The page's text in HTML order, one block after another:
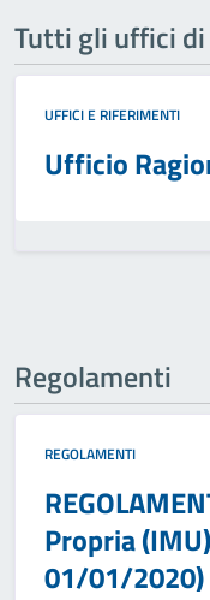
Tutti gli uffici
UFFICI E RIFERIMENTI
Ufficio
Regolamenti
REGOLAMENTI
Propria
01/01/2020)